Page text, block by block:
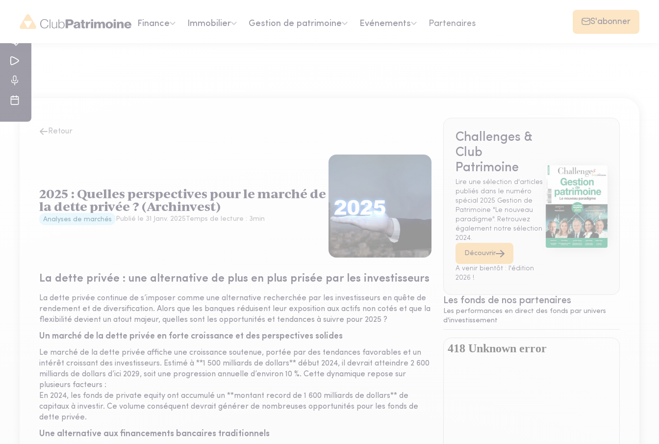
Finance Immobilier Gestion de patrimoine Evénements Partenaires S'abonner
Retour
2025 : Quelles perspectives pour le marché de
la dette privée ? (Archinvest)
Analyses de marchés Publié le 31 Janv. 2025Temps de lecture : 3min
La dette privée : une alternative de plus en plus prisée par les investisseurs
La dette privée continue de s’imposer comme une alternative recherchée par les investisseurs en quête de
rendement et de diversification. Alors que les banques réduisent leur exposition aux actifs non cotés et que la
flexibilité devient un atout majeur, quelles sont les opportunités et tendances à suivre pour 2025 ?
Un marché de la dette privée en forte croissance et des perspectives solides
Le marché de la dette privée affiche une croissance soutenue, portée par des tendances favorables et un
intérêt croissant des investisseurs. Estimé à **1 500 milliards de dollars** début 2024, il devrait atteindre 2 600
milliards de dollars d’ici 2029, soit une progression annuelle d’environ 10 %. Cette dynamique repose sur
plusieurs facteurs :
En 2024, les fonds de private equity ont accumulé un **montant record de 1 600 milliards de dollars** de
capitaux à investir. Ce volume conséquent devrait générer de nombreuses opportunités pour les fonds de
dette privée.
Une alternative aux financements bancaires traditionnels
Challenges &
Club
Patrimoine
Lire une sélection d'articles
publiés dans le numéro
spécial 2025 Gestion de
Patrimoine "Le nouveau
paradigme". Retrouvez
également notre sélection
2024.
Découvrir
A venir bientôt : l'édition
2026 !
Les fonds de nos partenaires
Les performances en direct des fonds par univers
d'investissement